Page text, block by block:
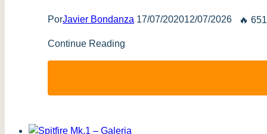
PorJavier Bondanza 17/07/202012/07/2026 🔥
Continue Reading